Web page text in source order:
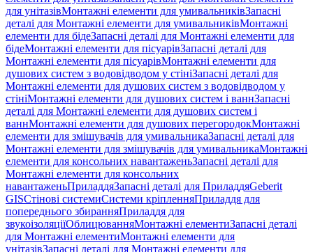
для унітазівМонтажні елементи для умивальниківЗапасні
деталі для Монтажні елементи для умивальниківМонтажні
елементи для бідеЗапасні деталі для Монтажні елементи для
бідеМонтажні елементи для пісуарівЗапасні деталі для
Монтажні елементи для пісуарівМонтажні елементи для
душових систем з водовідводом у стініЗапасні деталі для
Монтажні елементи для душових систем з водовідводом у
стініМонтажні елементи для душових систем і ваннЗапасні
деталі для Монтажні елементи для душових систем і
ваннМонтажні елементи для душових перегородокМонтажні
елементи для змішувачів для умивальникаЗапасні деталі для
Монтажні елементи для змішувачів для умивальникаМонтажні
елементи для консольних навантаженьЗапасні деталі для
Монтажні елементи для консольних
навантаженьПриладдяЗапасні деталі для ПриладдяGeberit
GISСтінові системиСистеми кріпленняПриладдя для
попереднього збиранняПриладдя для
звукоізоляціїОблицюванняМонтажні елементиЗапасні деталі
для Монтажні елементиМонтажні елементи для
унітазівЗапасні деталі для Монтажні елементи для